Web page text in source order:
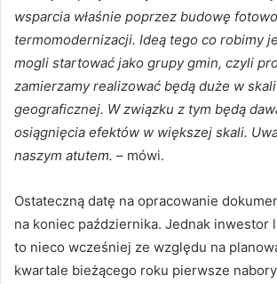
wsparcia właśnie poprzez budowę
termomodernizacji. Ideą tego co robimy
mogli startować jako grupy gmin, czyli
zamierzamy realizować będą duże w
geograficznej. W związku z tym będą
osiągnięcia efektów w większej skali.
naszym atutem. – mówi.
Ostateczną datę na opracowanie
na koniec października. Jednak inwestor
to nieco wcześniej ze względu na
kwartale bieżącego roku pierwsze